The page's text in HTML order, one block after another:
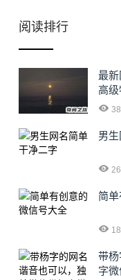
阅读排行
最
高级
男
简
带
字微